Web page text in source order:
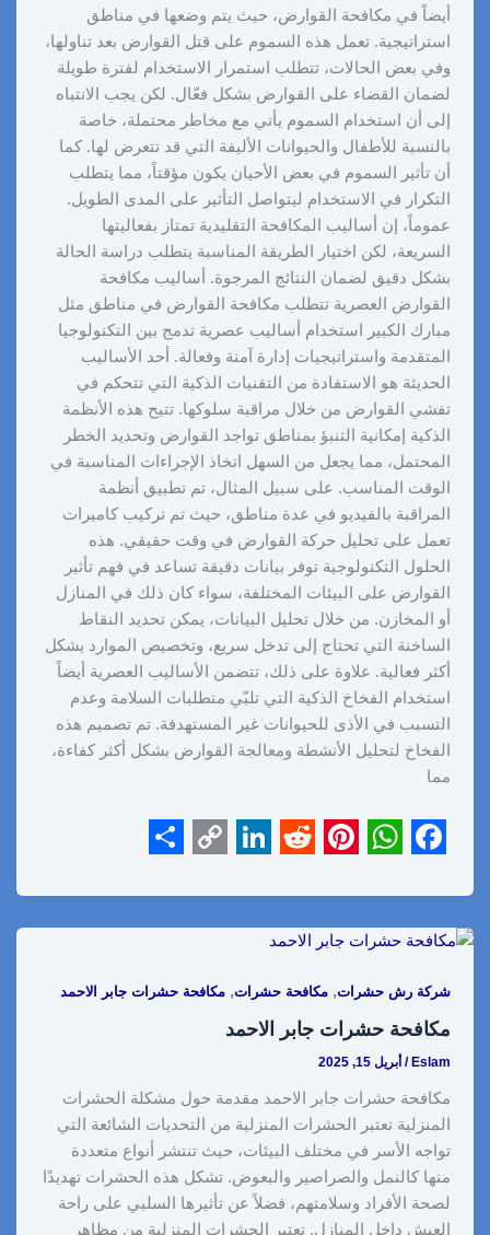
أيضاً في مكافحة القوارض، حيث يتم وضعها في مناطق
استراتيجية. تعمل هذه السموم على قتل القوارض بعد تناولها،
وفي بعض الحالات، تتطلب استمرار الاستخدام لفترة طويلة
لضمان القضاء على القوارض بشكل فعّال. لكن يجب الانتباه
إلى أن استخدام السموم يأتي مع مخاطر محتملة، خاصة
بالنسبة للأطفال والحيوانات الأليفة التي قد تتعرض لها. كما
أن تأثير السموم في بعض الأحيان يكون مؤقتاً، مما يتطلب
التكرار في الاستخدام ليتواصل التأثير على المدى الطويل.
عموماً، إن أساليب المكافحة التقليدية تمتاز بفعاليتها
السريعة، لكن اختيار الطريقة المناسبة يتطلب دراسة الحالة
بشكل دقيق لضمان النتائج المرجوة. أساليب مكافحة
القوارض العصرية تتطلب مكافحة القوارض في مناطق مثل
مبارك الكبير استخدام أساليب عصرية تدمج بين التكنولوجيا
المتقدمة واستراتيجيات إدارة آمنة وفعالة. أحد الأساليب
الحديثة هو الاستفادة من التقنيات الذكية التي تتحكم في
تفشي القوارض من خلال مراقبة سلوكها. تتيح هذه الأنظمة
الذكية إمكانية التنبؤ بمناطق تواجد القوارض وتحديد الخطر
المحتمل، مما يجعل من السهل اتخاذ الإجراءات المناسبة في
الوقت المناسب. على سبيل المثال، تم تطبيق أنظمة
المراقبة بالفيديو في عدة مناطق، حيث تم تركيب كاميرات
تعمل على تحليل حركة القوارض في وقت حقيقي. هذه
الحلول التكنولوجية توفر بيانات دقيقة تساعد في فهم تأثير
القوارض على البيئات المختلفة، سواء كان ذلك في المنازل
أو المخازن. من خلال تحليل البيانات، يمكن تحديد النقاط
الساخنة التي تحتاج إلى تدخل سريع، وتخصيص الموارد بشكل
أكثر فعالية. علاوة على ذلك، تتضمن الأساليب العصرية أيضاً
استخدام الفخاخ الذكية التي تلبّي متطلبات السلامة وعدم
التسبب في الأذى للحيوانات غير المستهدفة. تم تصميم هذه
الفخاخ لتحليل الأنشطة ومعالجة القوارض بشكل أكثر كفاءة،
مما
a
c
e
b
o
o
k
h
a
s
A
p
p
i
n
t
e
r
e
s
t
e
d
d
t
i
n
e
d
n
o
y
i
k
h
شركة رش حشرات,مكافحة حشرات,مكافحة حشرات جابر الاحمد
مكافحة حشرات جابر الاحمد
Eslam
/ أبريل 15, 2025
مكافحة حشرات جابر الاحمد مقدمة حول مشكلة الحشرات
المنزلية تعتبر الحشرات المنزلية من التحديات الشائعة التي
تواجه الأسر في مختلف البيئات، حيث تنتشر أنواع متعددة
منها كالنمل والصراصير والبعوض. تشكل هذه الحشرات تهديدًا
لصحة الأفراد وسلامتهم، فضلاً عن تأثيرها السلبي على راحة
العيش داخل المنازل. تعتبر الحشرات المنزلية من مظاهر